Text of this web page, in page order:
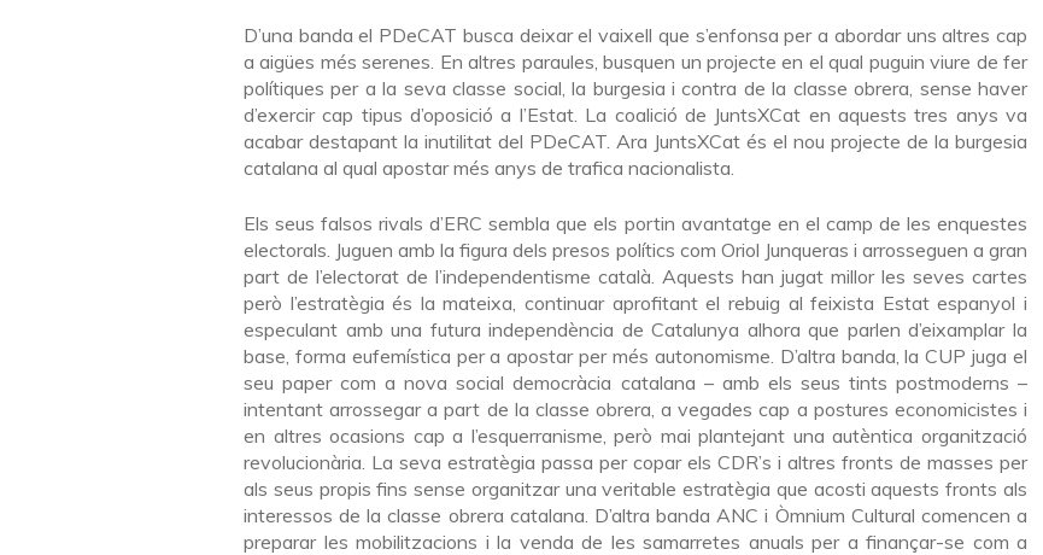
D’una banda el PDeCAT busca deixar el vaixell que s’enfonsa per a abordar uns altres cap
a aigües més serenes. En altres paraules, busquen un projecte en el qual puguin viure de fer
polítiques per a la seva classe social, la burgesia i contra de la classe obrera, sense haver
d’exercir cap tipus d’oposició a l’Estat. La coalició de JuntsXCat en aquests tres anys va
acabar destapant la inutilitat del PDeCAT. Ara JuntsXCat és el nou projecte de la burgesia
catalana al qual apostar més anys de trafica nacionalista.
Els seus falsos rivals d’ERC sembla que els portin avantatge en el camp de les enquestes
electorals. Juguen amb la figura dels presos polítics com Oriol Junqueras i arrosseguen a gran
part de l’electorat de l’independentisme català. Aquests han jugat millor les seves cartes
però l’estratègia és la mateixa, continuar aprofitant el rebuig al feixista Estat espanyol i
especulant amb una futura independència de Catalunya alhora que parlen d’eixamplar la
base, forma eufemística per a apostar per més autonomisme. D’altra banda, la CUP juga el
seu paper com a nova social democràcia catalana – amb els seus tints postmoderns –
intentant arrossegar a part de la classe obrera, a vegades cap a postures economicistes i
en altres ocasions cap a l’esquerranisme, però mai plantejant una autèntica organització
revolucionària. La seva estratègia passa per copar els CDR’s i altres fronts de masses per
als seus propis fins sense organitzar una veritable estratègia que acosti aquests fronts als
interessos de la classe obrera catalana. D’altra banda ANC i Òmnium Cultural comencen a
preparar les mobilitzacions i la venda de les samarretes anuals per a finançar-se com a